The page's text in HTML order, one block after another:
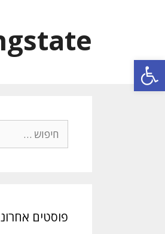
פתח סרגל נגישות
פוסטים